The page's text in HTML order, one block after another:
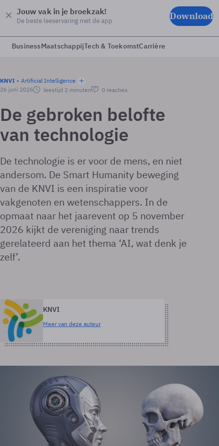
Jouw vak in je broekzak!
De beste leeservaring met de app Download
BusinessMaatschappijTech & ToekomstCarrière
KNVI
Artificial Intelligence
26 juni 2026
leestijd 2 minuten 0 reacties
De gebroken belofte
van technologie
De technologie is er voor de mens, en niet
andersom. De Smart Humanity beweging
van de KNVI is een inspiratie voor
vakgenoten en wetenschappers. In de
opmaat naar het jaarevent op 5 november
2026 kijkt de vereniging naar trends
gerelateerd aan het thema ‘AI, wat denk je
zelf’.
KNVI
Meer van deze auteur